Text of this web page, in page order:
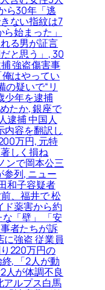
ら30年「逃
ない指紋は7
始まった」
る男が証言
と思う」, 30
強盗傷害事
はやってい
の疑いで“リ
少年を逮捕
たか, 銀座で
逮捕 中国人
内容を翻訳し
万円, 元特
しく損ね
ンで岡本公三
参列, ニュー
和子容疑者
、福井で 松
ド薬害から約
「壁」 「安
者たちが訴
に強盗 従業員
220万円の
, 「2人が動
人が体調不良
アルプス白馬